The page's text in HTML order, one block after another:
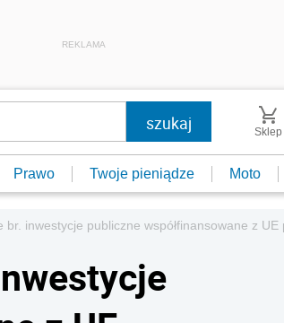
REKLAMA
Sklep
Prawo Twoje pieniądze Moto
br. inwestycje publiczne współfinansowane z UE